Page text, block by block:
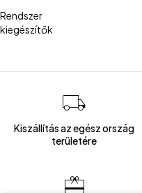
Rendszer
kiegészítők
Kiszállítás az egész ország
területére